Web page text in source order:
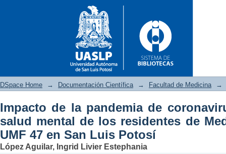
Impacto de la pandemia de
residentes de Medicina
DSpace Home → Documentación Científica → Facultad de Medicina →
Impacto de la pandemia de
salud mental de los residentes de
UMF 47 en San Luis Potosí
López Aguilar, Ingrid Livier Estephania